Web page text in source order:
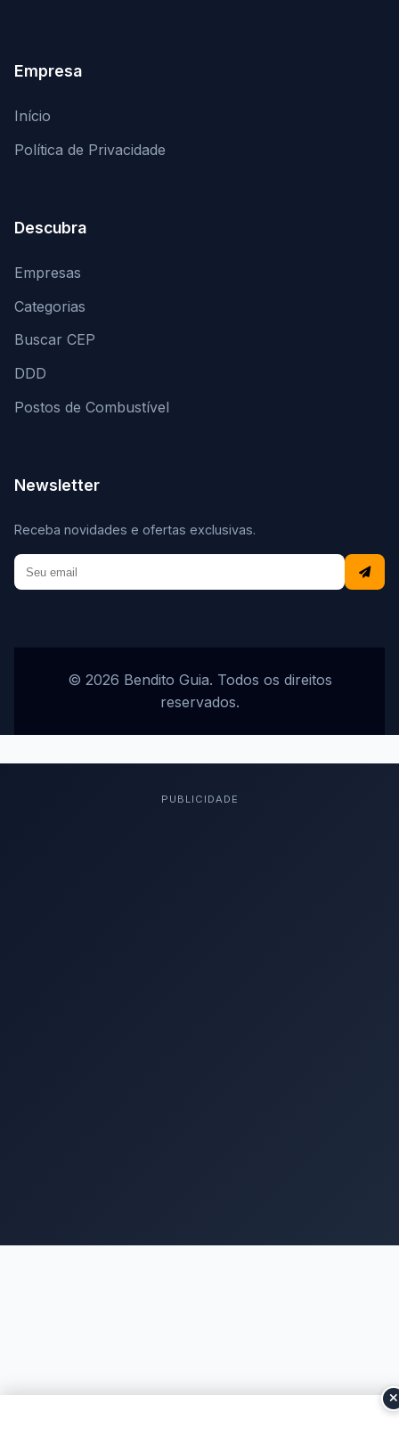
Empresa
Início
Política de Privacidade
Descubra
Empresas
Categorias
Buscar CEP
DDD
Postos de Combustível
Newsletter
Receba novidades e ofertas exclusivas.
© 2026 Bendito Guia. Todos os direitos
reservados.